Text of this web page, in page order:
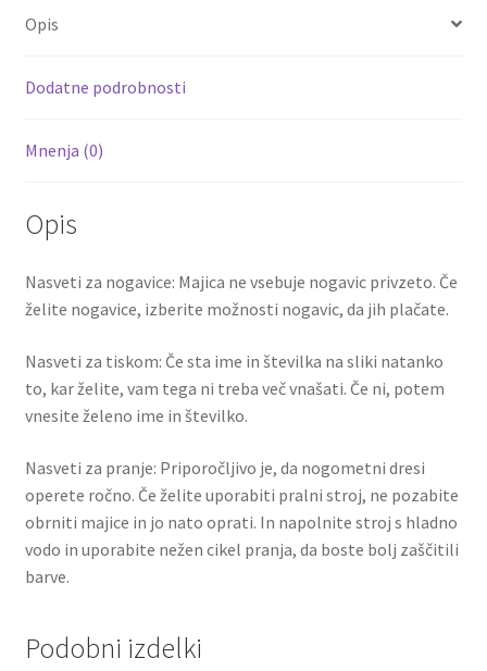
k
Opis
Dodatne podrobnosti
Mnenja (0)
Opis
Nasveti za nogavice: Majica ne vsebuje nogavic privzeto. Če
želite nogavice, izberite možnosti nogavic, da jih plačate.
Nasveti za tiskom: Če sta ime in številka na sliki natanko
to, kar želite, vam tega ni treba več vnašati. Če ni, potem
vnesite želeno ime in številko.
Nasveti za pranje: Priporočljivo je, da nogometni dresi
operete ročno. Če želite uporabiti pralni stroj, ne pozabite
obrniti majice in jo nato oprati. In napolnite stroj s hladno
vodo in uporabite nežen cikel pranja, da boste bolj zaščitili
barve.
Podobni izdelki